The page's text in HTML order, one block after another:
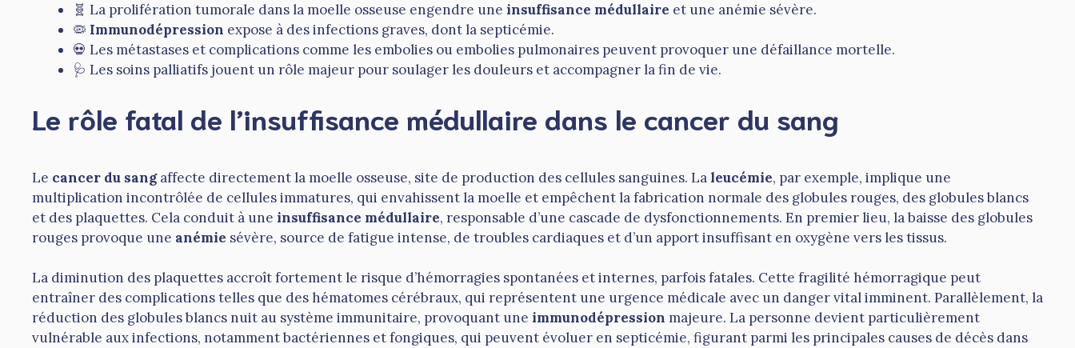
🧬 La prolifération tumorale dans la moelle osseuse engendre une insuffisance médullaire et une anémie sévère.
🦠 Immunodépression expose à des infections graves, dont la septicémie.
💀 Les métastases et complications comme les embolies ou embolies pulmonaires peuvent provoquer une défaillance mortelle.
🩺 Les soins palliatifs jouent un rôle majeur pour soulager les douleurs et accompagner la fin de vie.
Le rôle fatal de l’insuffisance médullaire dans le cancer du sang
Le cancer du sangaffecte directement la moelle osseuse, site de production des cellules sanguines. La leucémie, par exemple, implique une
multiplication incontrôlée de cellules immatures, qui envahissent la moelle et empêchent la fabrication normale des globules rouges, des globules blancs
et des plaquettes. Cela conduit à une insuffisance médullaire, responsable d’une cascade de dysfonctionnements. En premier lieu, la baisse des globules
rouges provoque une anémie sévère, source de fatigue intense, de troubles cardiaques et d’un apport insuffisant en oxygène vers les tissus.
La diminution des plaquettes accroît fortement le risque d’hémorragies spontanées et internes, parfois fatales. Cette fragilité hémorragique peut
entraîner des complications telles que des hématomes cérébraux, qui représentent une urgence médicale avec un danger vital imminent. Parallèlement, la
réduction des globules blancs nuit au système immunitaire, provoquant une immunodépression majeure. La personne devient particulièrement
vulnérable aux infections, notamment bactériennes et fongiques, qui peuvent évoluer en septicémie, figurant parmi les principales causes de décès dans